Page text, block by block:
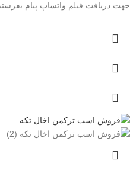
جهت دریافت فیلم واتساپ پیام